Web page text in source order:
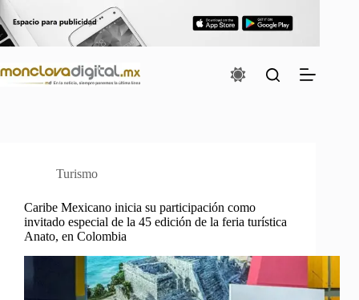
al
contenido
Turismo
Caribe Mexicano inicia su participación como
invitado especial de la 45 edición de la feria turística
Anato, en Colombia